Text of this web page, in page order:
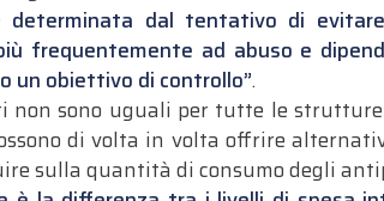
dal tentativo di
frequentemente ad abuso e
un obiettivo di controllo”.
non sono uguali per tutte le
di volta in volta offrire
sulla quantità di consumo degli